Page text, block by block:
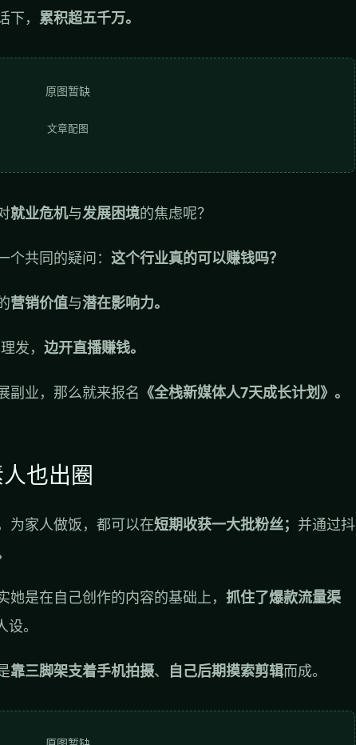
， 累积超五千万。
原图暂缺
文章配图
就业危机与发展困境的焦虑呢？
个共同的疑问： 这个行业真的可以赚钱吗？
营销价值与潜在影响力。
发， 边开直播赚钱。
副业，那么就来报名 《全栈新媒体人7天成长计划》。
也出圈
为家人做饭，都可以在短期收获一大批粉丝； 并通过抖
是在自己创作的内容的基础上， 抓住了爆款流量渠
设。
靠三脚架支着手机拍摄、 自己后期摸索剪辑而成。